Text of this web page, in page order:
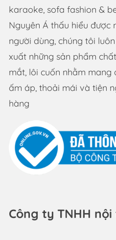
karaoke, sofa fashion &
Nguyên Á thấu hiểu được
người dùng, chúng tôi
xuất những sản phẩm
mắt, lôi cuốn nhằm
ấm áp, thoải mái và tiện
hàng
Công ty TNHH